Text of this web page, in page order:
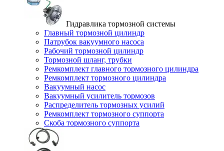
Гидравлика тормозной системы
Главный тормозной цилиндр
Патрубок вакуумного насоса
Рабочий тормозной цилиндр
Тормозной шланг, трубки
Ремкомплект главного тормозного цилиндра
Ремкомплект тормозного цилиндра
Вакуумный насос
Вакуумный усилитель тормозов
Распределитель тормозных усилий
Ремкомплект тормозного суппорта
Скоба тормозного суппорта